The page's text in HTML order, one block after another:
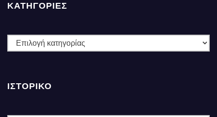
ΚΑΤΗΓΟΡΙΕΣ
ΚΑΤΗΓΟΡΙΕΣ
ΙΣΤΟΡΙΚΌ